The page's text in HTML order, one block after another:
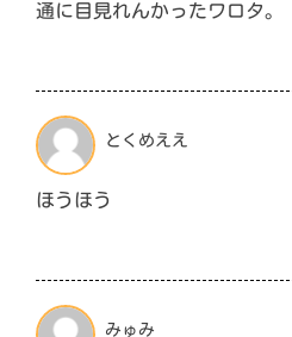
通に目見れんかったワロタ。
とくめええ
ほうほう
みゅみ